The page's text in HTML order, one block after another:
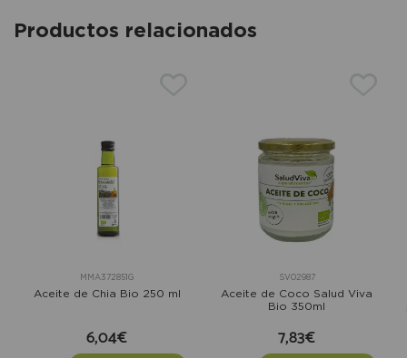
Productos relacionados
MMA372851G
Aceite de Chia Bio 250 ml
6,04€
SV02987
Aceite de Coco Salud Viva
Bio 350ml
7,83€